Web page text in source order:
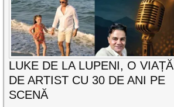
LUKE DE LA LUPENI, O VIAȚĂ
DE ARTIST CU 30 DE ANI PE
SCENĂ